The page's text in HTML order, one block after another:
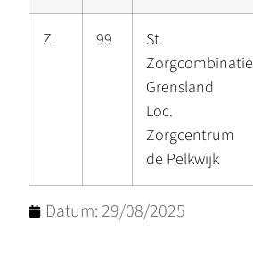
Z 99
St.
Zorgcombinatie
Grensland
Loc.
Zorgcentrum
de Pelkwijk
Datum: 29/08/2025